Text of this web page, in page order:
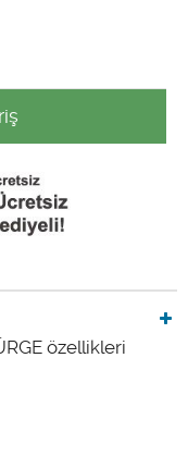
özellikleri